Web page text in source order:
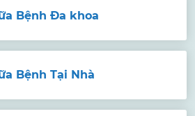
Bệnh Đa khoa
Bệnh Tại Nhà